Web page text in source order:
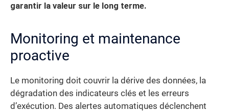
garantir la valeur sur le long terme.
Monitoring et maintenance
proactive
Le monitoring doit couvrir la dérive des données, la
dégradation des indicateurs clés et les erreurs
d’exécution. Des alertes automatiques déclenchent